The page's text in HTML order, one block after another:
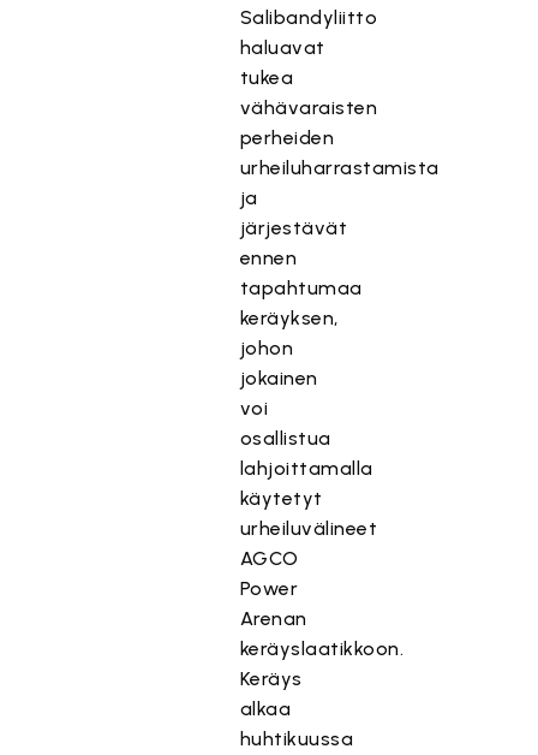
Salibandyliitto
haluavat
tukea
vähävaraisten
perheiden
urheiluharrastamista
ja
järjestävät
ennen
tapahtumaa
keräyksen,
johon
jokainen
voi
osallistua
lahjoittamalla
käytetyt
urheiluvälineet
AGCO
Power
Arenan
keräyslaatikkoon.
Keräys
alkaa
huhtikuussa